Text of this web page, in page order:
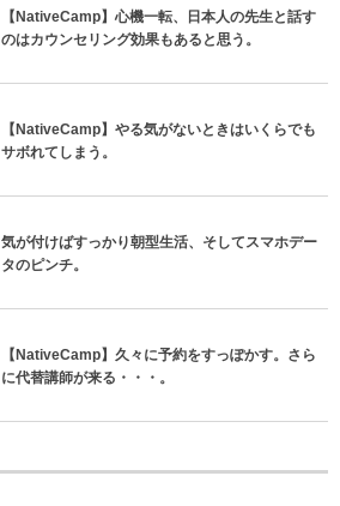
【NativeCamp】心機一転、日本人の先生と話す
のはカウンセリング効果もあると思う。
【NativeCamp】やる気がないときはいくらでも
サボれてしまう。
気が付けばすっかり朝型生活、そしてスマホデー
タのピンチ。
【NativeCamp】久々に予約をすっぽかす。さら
に代替講師が来る・・・。